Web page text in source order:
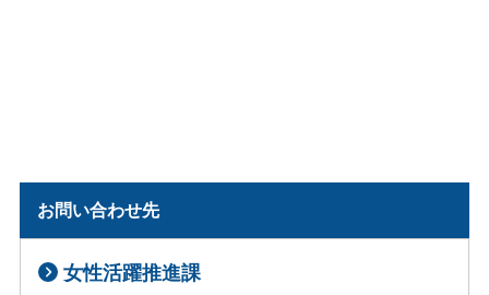
お問い合わせ先
女性活躍推進課